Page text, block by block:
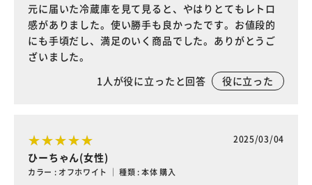
元に届いた冷蔵庫を見て見ると、やはりとてもレトロ
感がありました。使い勝手も良かったです。お値段的
にも手頃だし、満足のいく商品でした。ありがとうご
ざいました。
1人が役に立ったと回答 役に立った
2025/03/04
ひーちゃん(女性)
カラー : オフホワイト ｜ 種類 : 本体 購入